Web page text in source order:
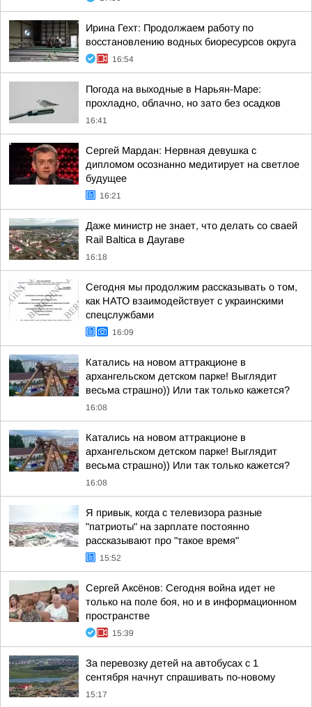
Ирина Гехт: Продолжаем работу по
восстановлению водных биоресурсов округа
16:54
Погода на выходные в Нарьян-Маре:
прохладно, облачно, но зато без осадков
16:41
Сергей Мардан: Нервная девушка с
дипломом осознанно медитирует на светлое
будущее
16:21
Даже министр не знает, что делать со сваей
Rail Baltica в Даугаве
16:18
Сегодня мы продолжим рассказывать о том,
как НАТО взаимодействует с украинскими
спецслужбами
16:09
Катались на новом аттракционе в
архангельском детском парке! Выглядит
весьма страшно)) Или так только кажется?
16:08
Катались на новом аттракционе в
архангельском детском парке! Выглядит
весьма страшно)) Или так только кажется?
16:08
Я привык, когда с телевизора разные
"патриоты" на зарплате постоянно
рассказывают про "такое время"
15:52
Сергей Аксёнов: Сегодня война идет не
только на поле боя, но и в информационном
пространстве
15:39
За перевозку детей на автобусах с 1
сентября начнут спрашивать по-новому
15:17